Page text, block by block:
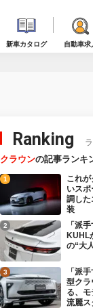
新車カタログ 自動車求
Ranking
クラウンの記事ランキ
これ
いス
調した
装
「派
KUHL
の“大
「派
型クラ
る、
流麗ス